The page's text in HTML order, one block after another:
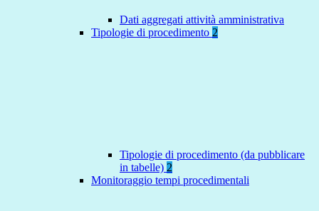
Dati aggregati attività amministrativa
Tipologie di procedimento 2
Tipologie di procedimento (da pubblicare
in tabelle) 2
Monitoraggio tempi procedimentali